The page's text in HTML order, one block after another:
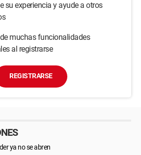
su experiencia y ayude a otros
muchas funcionalidades
al registrarse
REGISTRARSE
ya no se abren